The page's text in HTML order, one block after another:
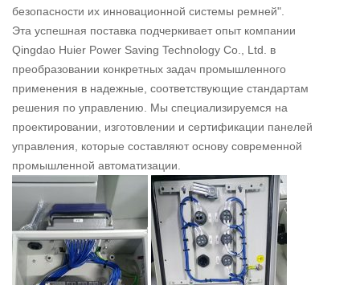
безопасности их инновационной системы ремней".
Эта успешная поставка подчеркивает опыт компании
Qingdao Huier Power Saving Technology Co., Ltd. в
преобразовании конкретных задач промышленного
применения в надежные, соответствующие стандартам
решения по управлению. Мы специализируемся на
проектировании, изготовлении и сертификации панелей
управления, которые составляют основу современной
промышленной автоматизации.